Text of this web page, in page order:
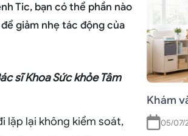
Tic, bạn có thể phần nào
giảm nhẹ tác động của
sĩ Khoa Sức khỏe Tâm
lặp lại không kiểm soát,
Khám
05/07/